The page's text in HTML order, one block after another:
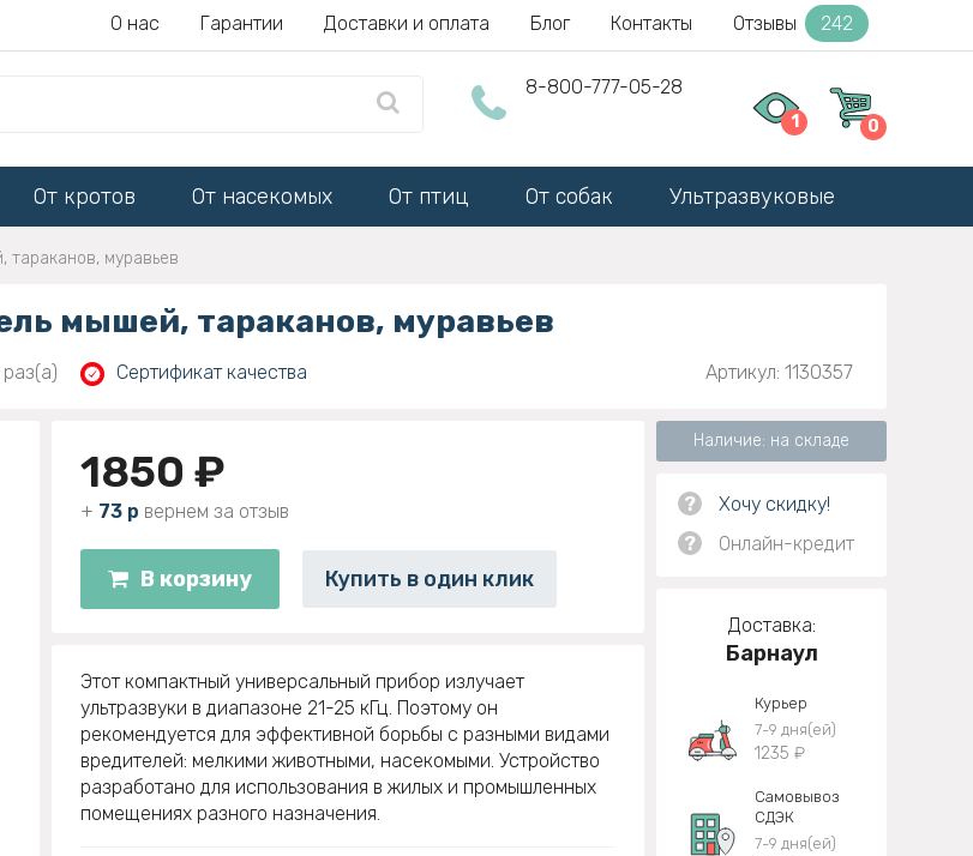
О нас Гарантии Доставки и оплата Блог Контакты Отзывы 242
8-800-777-05-28
1 0
От кротов От насекомых От птиц От собак Ультразвуковые
тараканов, муравьев
мышей, тараканов, муравьев
Сертификат качества Артикул: 1130357
1850 ₽
+ 73 р вернем за отзыв
В корзину Купить в один клик
Этот компактный универсальный прибор излучает
ультразвуки в диапазоне 21-25 кГц. Поэтому он
рекомендуется для эффективной борьбы с разными видами
вредителей: мелкими животными, насекомыми. Устройство
разработано для использования в жилых и промышленных
помещениях разного назначения.
Наличие: на складе
?
Хочу скидку!
?
Онлайн-кредит
Доставка:
Барнаул
Курьер
7-9 дня(ей)
1235 ₽
Самовывоз
СДЭК
7-9 дня(ей)